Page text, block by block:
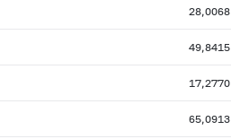
28,0068
49,8415
17,2770
65,0913